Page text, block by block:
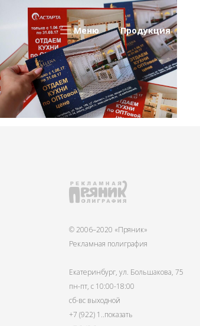
Меню Продукция
© 2006–2020 «Пряник»
Рекламная полиграфия
Екатеринбург, ул. Большакова, 75
пн-пт, с 10:00-18:00
сб-вс выходной
+7 (922) 1 ..показать